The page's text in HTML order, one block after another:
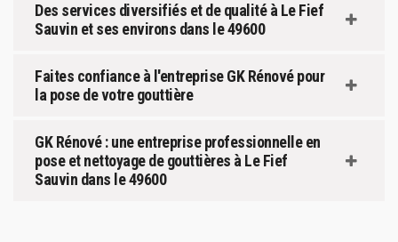
Des services diversifiés et de qualité à Le Fief
Sauvin et ses environs dans le 49600
Faites confiance à l'entreprise GK Rénové pour
la pose de votre gouttière
GK Rénové : une entreprise professionnelle en
pose et nettoyage de gouttières à Le Fief
Sauvin dans le 49600